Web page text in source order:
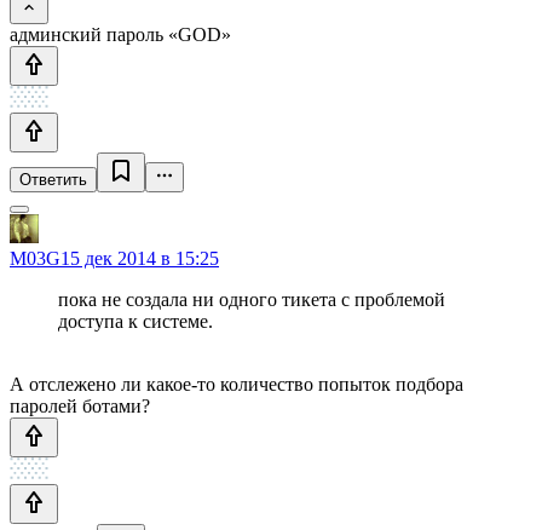
админский пароль «GOD»
Ответить
M03G15 дек 2014 в 15:25
пока не создала ни одного тикета с проблемой
доступа к системе.
А отслежено ли какое-то количество попыток подбора
паролей ботами?